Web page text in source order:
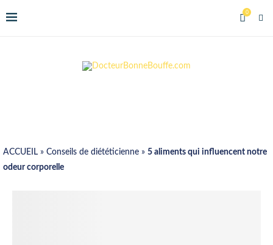
0
ACCUEIL » Conseils de diététicienne » 5 aliments qui influencent notre
odeur corporelle